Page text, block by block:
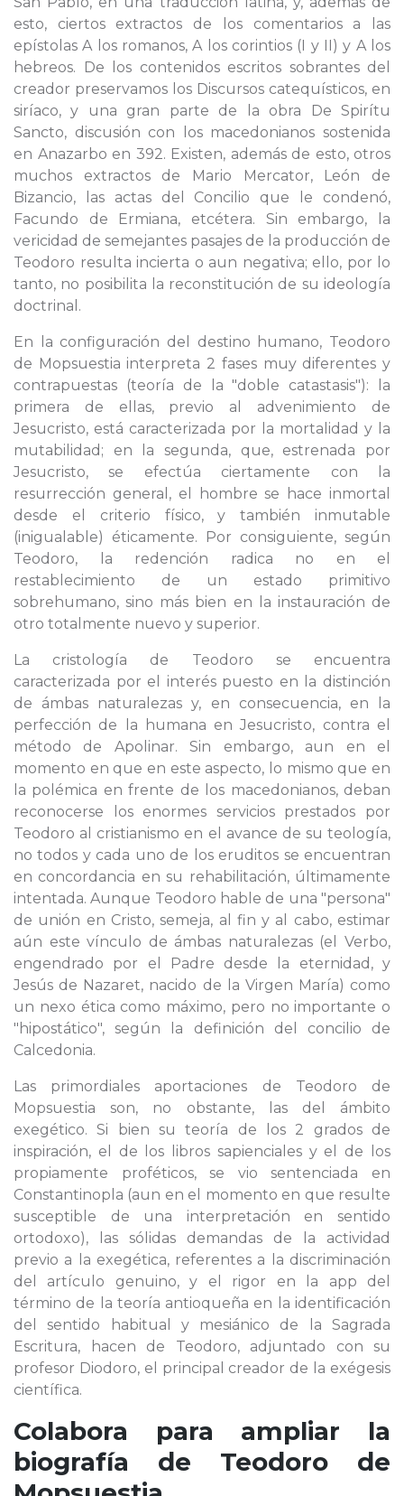
esto, ciertos extractos de los comentarios a las
epístolas A los romanos, A los corintios (I y II) y A los
hebreos. De los contenidos escritos sobrantes del
creador preservamos los Discursos catequísticos, en
siríaco, y una gran parte de la obra De Spirítu
Sancto, discusión con los macedonianos sostenida
en Anazarbo en 392. Existen, además de esto, otros
muchos extractos de Mario Mercator, León de
Bizancio, las actas del Concilio que le condenó,
Facundo de Ermiana, etcétera. Sin embargo, la
vericidad de semejantes pasajes de la producción de
Teodoro resulta incierta o aun negativa; ello, por lo
tanto, no posibilita la reconstitución de su ideología
doctrinal.
En la configuración del destino humano, Teodoro
de Mopsuestia interpreta 2 fases muy diferentes y
contrapuestas (teoría de la "doble catastasis"): la
primera de ellas, previo al advenimiento de
Jesucristo, está caracterizada por la mortalidad y la
mutabilidad; en la segunda, que, estrenada por
Jesucristo, se efectúa ciertamente con la
resurrección general, el hombre se hace inmortal
desde el criterio físico, y también inmutable
(inigualable) éticamente. Por consiguiente, según
Teodoro, la redención radica no en el
restablecimiento de un estado primitivo
sobrehumano, sino más bien en la instauración de
otro totalmente nuevo y superior.
La cristología de Teodoro se encuentra
caracterizada por el interés puesto en la distinción
de ámbas naturalezas y, en consecuencia, en la
perfección de la humana en Jesucristo, contra el
método de Apolinar. Sin embargo, aun en el
momento en que en este aspecto, lo mismo que en
la polémica en frente de los macedonianos, deban
reconocerse los enormes servicios prestados por
Teodoro al cristianismo en el avance de su teología,
no todos y cada uno de los eruditos se encuentran
en concordancia en su rehabilitación, últimamente
intentada. Aunque Teodoro hable de una "persona"
de unión en Cristo, semeja, al fin y al cabo, estimar
aún este vínculo de ámbas naturalezas (el Verbo,
engendrado por el Padre desde la eternidad, y
Jesús de Nazaret, nacido de la Virgen María) como
un nexo ética como máximo, pero no importante o
"hipostático", según la definición del concilio de
Calcedonia.
Las primordiales aportaciones de Teodoro de
Mopsuestia son, no obstante, las del ámbito
exegético. Si bien su teoría de los 2 grados de
inspiración, el de los libros sapienciales y el de los
propiamente proféticos, se vio sentenciada en
Constantinopla (aun en el momento en que resulte
susceptible de una interpretación en sentido
ortodoxo), las sólidas demandas de la actividad
previo a la exegética, referentes a la discriminación
del artículo genuino, y el rigor en la app del
término de la teoría antioqueña en la identificación
del sentido habitual y mesiánico de la Sagrada
Escritura, hacen de Teodoro, adjuntado con su
profesor Diodoro, el principal creador de la exégesis
científica.
Colabora para ampliar la
biografía de Teodoro de